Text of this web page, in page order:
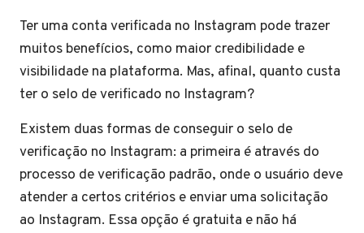
Ter uma conta verificada no Instagram pode trazer
muitos benefícios, como maior credibilidade e
visibilidade na plataforma. Mas, afinal, quanto custa
ter o selo de verificado no Instagram?
Existem duas formas de conseguir o selo de
verificação no Instagram: a primeira é através do
processo de verificação padrão, onde o usuário deve
atender a certos critérios e enviar uma solicitação
ao Instagram. Essa opção é gratuita e não há